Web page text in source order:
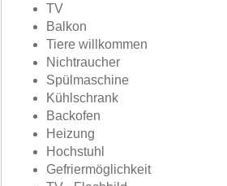
TV
Balkon
Tiere willkommen
Nichtraucher
Spülmaschine
Kühlschrank
Backofen
Heizung
Hochstuhl
Gefriermöglichkeit